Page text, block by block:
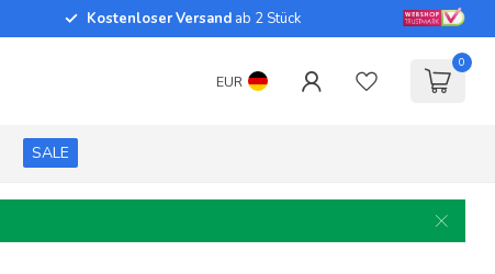
Kostenloser Versand ab 2 Stück
EUR
0
SALE